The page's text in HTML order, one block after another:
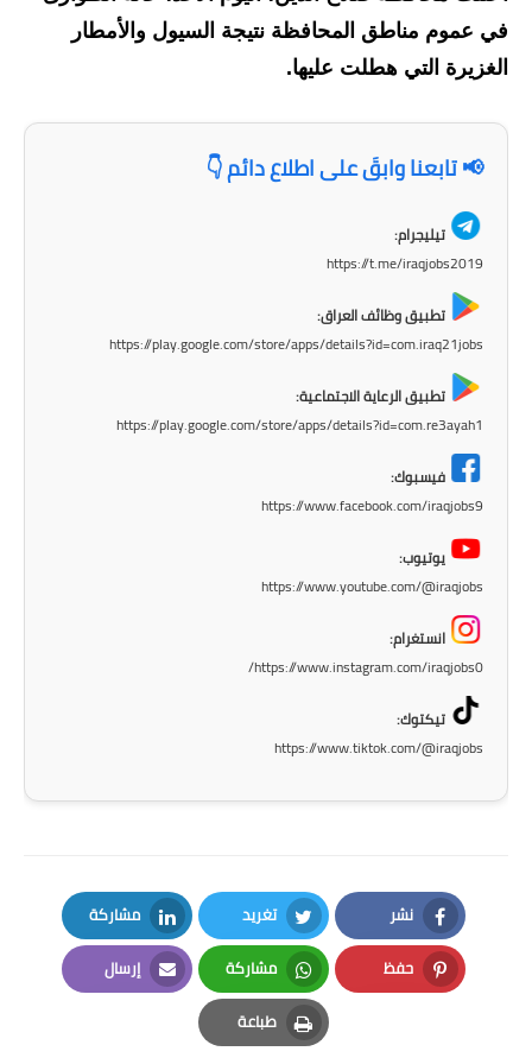
الاخبار الاقتصادية
المدارس
المرحلة الاعدادية
المرحلة المتوسطة
كتب مدرسية
المرحلة الابتدائية
المرحلة المتوسطة
في عموم مناطق المحافظة نتيجة السيول والأمطار
الغزيرة التي هطلت عليها.
📢 تابعنا وابقَ على اطلاع دائم 👇
تيليجرام:
https://t.me/iraqjobs2019
تطبيق وظائف العراق:
https://play.google.com/store/apps/details?id=com.iraq21jobs
تطبيق الرعاية الاجتماعية:
https://play.google.com/store/apps/details?id=com.re3ayah1
فيسبوك:
https://www.facebook.com/iraqjobs9
يوتيوب:
https://www.youtube.com/@iraqjobs
انستغرام:
https://www.instagram.com/iraqjobs0/
تيكتوك:
https://www.tiktok.com/@iraqjobs
نشر
Facebook
تغريد
Twitter
مشاركة
LinkedIn
حفظ
Pinterest
مشاركة
Whatsapp
إرسال
Email
طباعة
Print